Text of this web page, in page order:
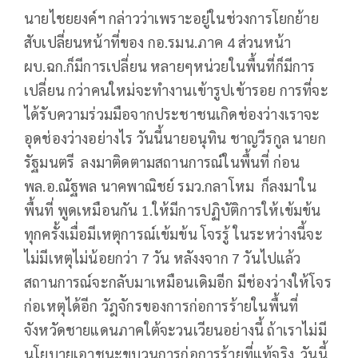
นายไชยยงค์ฯ กล่าวว่าเพราะอยู่ในช่วงการโยกย้าย
สับเปลี่ยนหน้าที่ของ กอ.รมน.ภาค 4 ส่วนหน้า
ผบ.ฉก.ก็มีการเปลี่ยน หลายๆหน่วยในพื้นที่ก็มีการ
เปลี่ยน กว่าคนใหม่จะทำงานเข้ารูปเข้ารอย การที่จะ
ได้รับความร่วมมือจากประชาชนเกิดช่องว่างเราจะ
อุดช่องว่างอย่างไร วันนี้นายอนุทิน ชาญวีรกูล นายก
รัฐมนตรี ลงมาติดตามสถานการณ์ในพื้นที่ ก่อน
พล.อ.ณัฐพล นาคพาณิชย์ รมว.กลาโหม ก็ลงมาใน
พื้นที่ พูดเหมือนกัน 1.ให้มีการปฏิบัติการให้เข้มข้น
ทุกครั้งเมื่อมีเหตุการณ์เข้มข้น โจรรู้ ในระหว่างนี้จะ
ไม่มีเหตุไม่น้อยกว่า 7 วัน หลังงจาก 7 วันไปแล้ว
สถานการณ์จะกลับมาเหมือนเดิมอีก มีช่องว่างให้โจร
ก่อเหตุได้อีก วัฎจักรของการก่อการร้ายในพื้นที่
จังหวัดชายแดนภาคใต้จะวนเวียนอย่างนี้ ถ้าเราไม่มี
นโยบายเอาชนะขบวนการก่อการร้ายที่แท้จริง วันนี้